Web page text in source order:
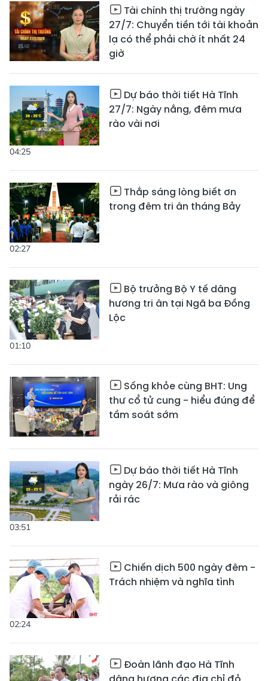
Tài chính thị trường ngày
27/7: Chuyển tiền tới tài khoản
lạ có thể phải chờ ít nhất 24
giờ
04:25
Dự báo thời tiết Hà Tĩnh
27/7: Ngày nắng, đêm mưa
rào vài nơi
02:27
Thắp sáng lòng biết ơn
trong đêm tri ân tháng Bảy
01:10
Bộ trưởng Bộ Y tế dâng
hương tri ân tại Ngã ba Đồng
Lộc
Sống khỏe cùng BHT: Ung
thư cổ tử cung - hiểu đúng để
tầm soát sớm
03:51
Dự báo thời tiết Hà Tĩnh
ngày 26/7: Mưa rào và giông
rải rác
02:24
Chiến dịch 500 ngày đêm -
Trách nhiệm và nghĩa tình
Đoàn lãnh đạo Hà Tĩnh